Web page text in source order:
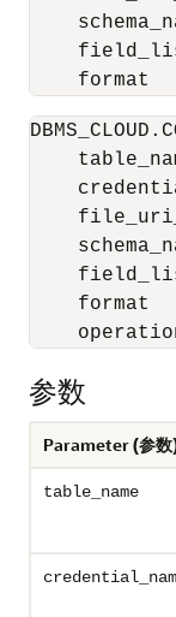
参数
Parameter (参
table_name